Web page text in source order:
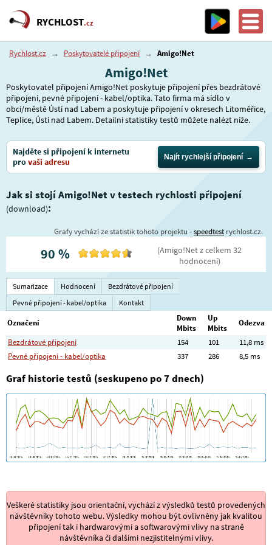
RYCHLOST.cz
Rychlost.cz → Poskytovatelé připojení → Amigo!Net
Amigo!Net
Poskytovatel připojení Amigo!Net poskytuje připojení přes bezdrátové
připojení, pevné připojení - kabel/optika. Tato firma má sídlo v
obci/městě Ústí nad Labem a poskytuje připojení v okresech Litoměřice,
Teplice, Ústí nad Labem. Detailní statistiky testů můžete nalézt níže.
Najděte si připojení k internetu
provaši adresu Najít rychlejší připojení
Jak si stojí Amigo!Net v testech rychlosti připojení
(download):
Grafy vychází ze statistik tohoto projektu -speedtestrychlost.cz.
90 % (Amigo!Netz celkem 32
hodnocení)
Sumarizace Hodnocení
Bezdrátové připojení
Pevné připojení - kabel/optika
Kontakt
Označení
Down
Mbits
Up
Mbits
Odezva
Bezdrátové připojení
154 101
11,8 ms
Pevné připojení - kabel/optika
337 286 8,5 ms
Graf historie testů (seskupeno po 7 dnech)
Veškeré statistiky jsou orientační, vychází z výsledků testů provedených
návštěvníky tohoto webu. Výsledky mohou být ovlivněny jak kvalitou
připojení tak i hardwarovými a softwarovými vlivy na straně
návštěvníka či dalšími nezjistitelnými vlivy.